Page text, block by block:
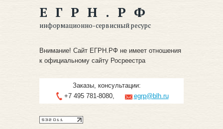
ЕГРН.РФ
информационно-сервисный ресурс
Внимание! Сайт ЕГРН.РФ не имеет отношения
к официальному сайту Росреестра
Заказы, консультации:
+7 495 781-8080,
egrp@blh.ru